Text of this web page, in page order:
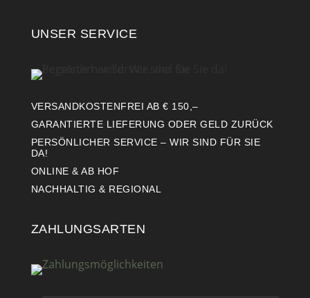
UNSER SERVICE
VERSANDKOSTENFREI AB € 150,–
GARANTIERTE LIEFERUNG ODER GELD ZURÜCK
PERSÖNLICHER SERVICE – WIR SIND FÜR SIE
DA!
ONLINE & AB HOF
NACHHALTIG & REGIONAL
ZAHLUNGSARTEN